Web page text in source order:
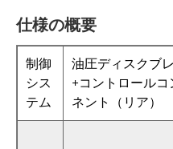
仕様の概要
制御
シス
テム
油圧ディスクブ
+コントロールコ
ネント（リア）